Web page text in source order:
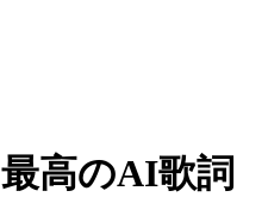
最高のAI歌詞